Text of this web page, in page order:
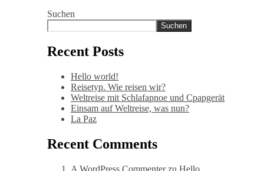
Suchen
Suchen
Recent Posts
Hello world!
Reisetyp. Wie reisen wir?
Weltreise mit Schlafapnoe und Cpapgerät
Einsam auf Weltreise, was nun?
La Paz
Recent Comments
A WordPress Commenterzu Hello